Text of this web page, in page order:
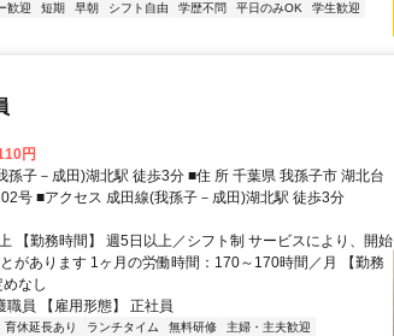
歓迎 短期 早朝 シフト自由 学歴不問 平日のみOK
学生歓迎
円
北駅 徒歩3分 ■住 所 千葉県 我孫子市 湖北台
3-3-1海老角ﾏﾝｼｮﾝ2階202号 ■アクセス 成田線(我孫子－成田)湖北駅 徒歩3分
【勤務時間】 週5日以上／シフト制 サービスにより、開始
があります 1ヶ月の労働時間：170～170時間／月 【勤務
なし
職員 【雇用形態】 正社員
育休延長あり ランチタイム 無料研修
主婦・主夫歓迎